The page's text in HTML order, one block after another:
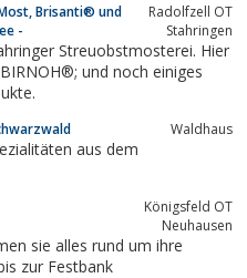
Brisanti® und
-
Radolfzell OT
Stahringen
Streuobstmosterei. Hier
Waldhaus
aus dem
Königsfeld OT
Neuhausen
sie alles rund um ihre
zur Festbank